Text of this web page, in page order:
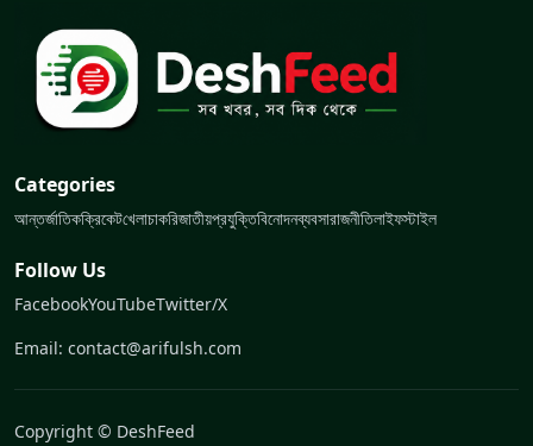
Categories
আন্তর্জাতিকক্রিকেটখেলাচাকরিজাতীয়প্রযুক্তিবিনোদনব্যবসারাজনীতিলাইফস্টাইল
Follow Us
FacebookYouTubeTwitter/X
Email: contact@arifulsh.com
Copyright © DeshFeed